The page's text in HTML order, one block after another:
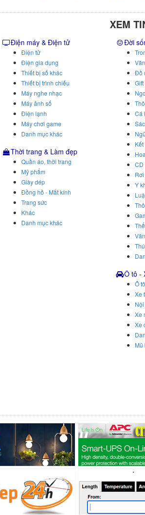
XEM
Điện máy & Điện tử
Điện tử
Điện gia dụng
Thiết bị số khác
Thiết bị trình chiếu
Máy nghe nhạc
Máy ảnh số
Điện lạnh
Máy chơi game
Danh mục khác
Thời trang & Làm đẹp
Quần áo, thời trang
Mỹ phẩm
Giày dép
Đồng hồ - Mắt kính
Trang sức
Khác
Danh mục khác
Đời
Đồ
Cá
CD
Y
Ô tô -
Ô tô
Xe
Xe
Xe
Mũ